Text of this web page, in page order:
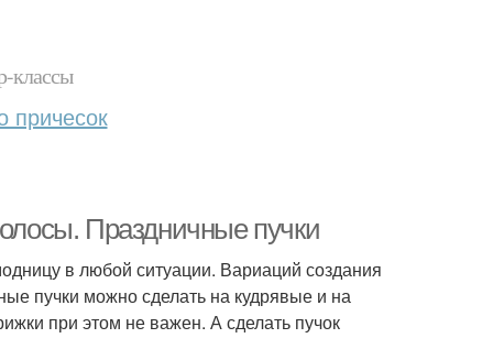
классы
причесок
Праздничные пучки
в любой ситуации. Вариаций создания
пучки можно сделать на кудрявые и на
при этом не важен. А сделать пучок